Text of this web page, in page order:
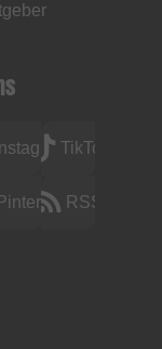
InstagramTikTok
Pinterest RSS